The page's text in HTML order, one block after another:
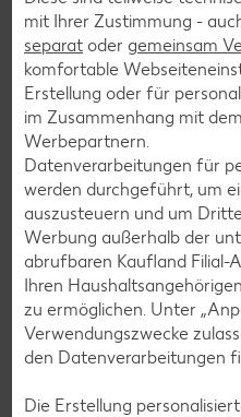
Smoothie-Rezepte
Bowle-Rezepte
Cocktail-Rezepte
Avocado-Rezepte
Erdbeer-Rezepte
Blaubeer-Rezepte
Bananen-Rezepte
mit Ihrer Zustimmung -
separat oder gemeinsam
komfortable
Erstellung oder für
im Zusammenhang mit
Werbepartnern.
Datenverarbeitungen für
werden durchgeführt, um
auszusteuern und um
Werbung außerhalb der
abrufbaren Kaufland Filial-
Ihren
zu ermöglichen. Unter
Verwendungszwecke
den Datenverarbeitungen
Die Erstellung